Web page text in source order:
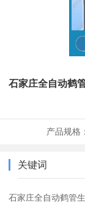
石家庄全自动鹤
产品规格：
关键词
石家庄全自动鹤管